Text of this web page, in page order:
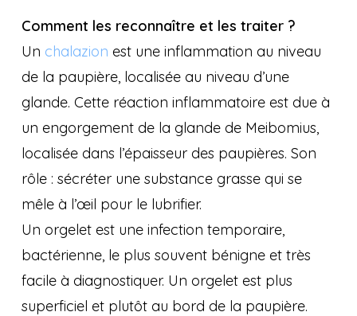
Comment les reconnaître et les traiter ?
Un chalazion est une inflammation au niveau
de la paupière, localisée au niveau d’une
glande. Cette réaction inflammatoire est due à
un engorgement de la glande de Meibomius,
localisée dans l’épaisseur des paupières. Son
rôle : sécréter une substance grasse qui se
mêle à l’œil pour le lubrifier.
Un orgelet est une infection temporaire,
bactérienne, le plus souvent bénigne et très
facile à diagnostiquer. Un orgelet est plus
superficiel et plutôt au bord de la paupière.